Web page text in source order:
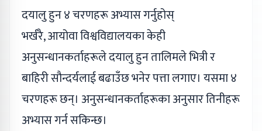
दयालु हुन ४ चरणहरू अभ्यास गर्नुहोस्
भर्खरै, आयोवा विश्वविद्यालयका केही
अनुसन्धानकर्ताहरूले दयालु हुन तालिमले भित्री र
बाहिरी सौन्दर्यलाई बढाउँछ भनेर पत्ता लगाए। यसमा ४
चरणहरू छन्। अनुसन्धानकर्ताहरूका अनुसार तिनीहरू
अभ्यास गर्न सकिन्छ।